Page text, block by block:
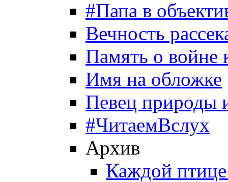
#Папа в
Вечность
Память о войне
Имя на обложке
Певец природы
#ЧитаемВслух
Архив
Каждой